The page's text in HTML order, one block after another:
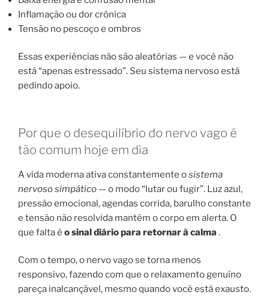
Inflamação ou dor crônica
Tensão no pescoço e ombros
Essas experiências não são aleatórias — e você não
está “apenas estressado”. Seu sistema nervoso está
pedindo apoio.
Por que o desequilíbrio do nervo vago é
tão comum hoje em dia
A vida moderna ativa constantemente osistema
nervoso simpático — o modo “lutar ou fugir”. Luz azul,
pressão emocional, agendas corrida, barulho constante
e tensão não resolvida mantêm o corpo em alerta. O
que falta é o sinal diário para retornar à calma .
Com o tempo, o nervo vago se torna menos
responsivo, fazendo com que o relaxamento genuíno
pareça inalcançável, mesmo quando você está exausto.